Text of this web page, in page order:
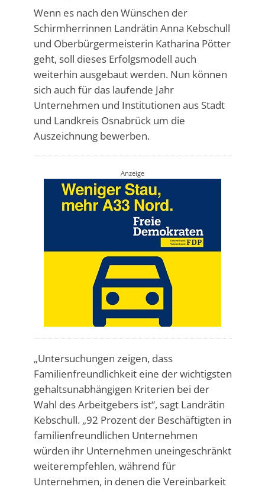
Wenn es nach den Wünschen der
Schirmherrinnen Landrätin Anna Kebschull
und Oberbürgermeisterin Katharina Pötter
geht, soll dieses Erfolgsmodell auch
weiterhin ausgebaut werden. Nun können
sich auch für das laufende Jahr
Unternehmen und Institutionen aus Stadt
und Landkreis Osnabrück um die
Auszeichnung bewerben.
Anzeige
„Untersuchungen zeigen, dass
Familienfreundlichkeit eine der wichtigsten
gehaltsunabhängigen Kriterien bei der
Wahl des Arbeitgebers ist“, sagt Landrätin
Kebschull. „92 Prozent der Beschäftigten in
familienfreundlichen Unternehmen
würden ihr Unternehmen uneingeschränkt
weiterempfehlen, während für
Unternehmen, in denen die Vereinbarkeit